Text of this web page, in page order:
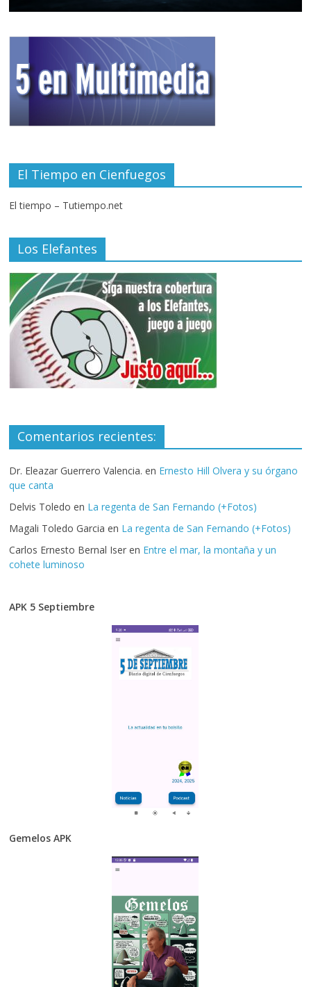
El Tiempo en Cienfuegos
El tiempo – Tutiempo.net
Los Elefantes
Comentarios recientes:
Dr. Eleazar Guerrero Valencia. en Ernesto Hill Olvera y su órgano
que canta
Delvis Toledo en La regenta de San Fernando (+Fotos)
Magali Toledo Garcia en La regenta de San Fernando (+Fotos)
Carlos Ernesto Bernal Iser en Entre el mar, la montaña y un
cohete luminoso
APK 5 Septiembre
Gemelos APK